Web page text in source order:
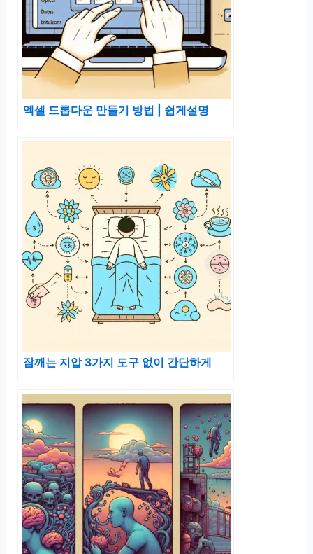
엑셀 드롭다운 만들기 방법 | 쉽게설명
잠깨는 지압 3가지 도구 없이 간단하게